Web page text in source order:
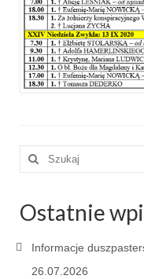
Nabożeństwa
Pogrzeb
Sakrament
Sakrament
Sakrament
Szuklaj
Ostatnie
Informacje
26.07.2026